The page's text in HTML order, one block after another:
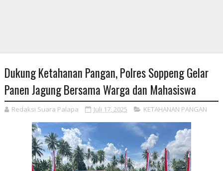
Dukung Ketahanan Pangan, Polres Soppeng Gelar
Panen Jagung Bersama Warga dan Mahasiswa
Redaksi Suara Palapa Juli 17, 2025 KETAHANAN PANGAN